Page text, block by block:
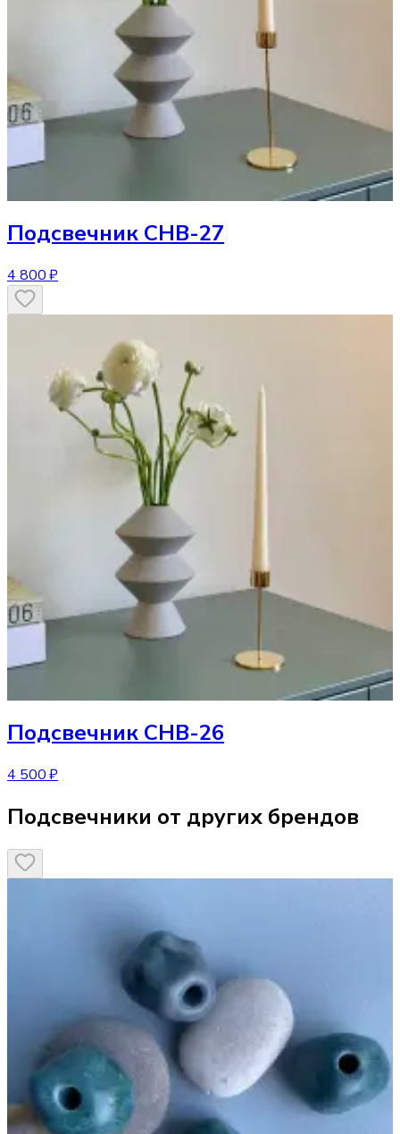
Подсвечник CHB-27
4 800 ₽
Подсвечник CHB-26
4 500 ₽
Подсвечники от других брендов